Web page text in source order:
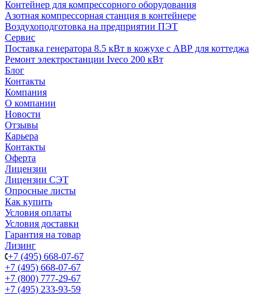
Контейнер для компрессорного оборудования
Азотная компрессорная станция в контейнере
Воздухоподготовка на предприятии ПЭТ
Сервис
Поставка генератора 8.5 кВт в кожухе с АВР для коттеджа
Ремонт электростанции Iveco 200 кВт
Блог
Контакты
Компания
О компании
Новости
Отзывы
Карьера
Контакты
Оферта
Лицензии
Лицензии СЭТ
Опросные листы
Как купить
Условия оплаты
Условия доставки
Гарантия на товар
Лизинг
+7 (495) 668-07-67
+7 (495) 668-07-67
+7 (800) 777-29-67
+7 (495) 233-93-59